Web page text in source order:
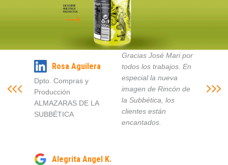
DESCUBRE
NUESTROS
PROYECTOS
Rosa Aguilera
Dpto. Compras y
Producción
ALMAZARAS DE LA
SUBBÉTICA
Gracias José Mari por
todos los trabajos. En
especial la nueva
imagen de Rincón de
la Subbética, los
clientes están
encantados.
Alegrita Angel K.